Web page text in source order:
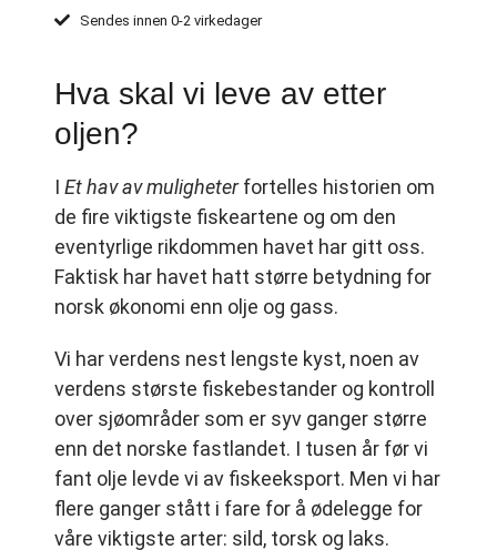
Sendes innen 0-2 virkedager
Hva skal vi leve av etter
oljen?
I Et hav av muligheterfortelles historien om
de fire viktigste fiskeartene og om den
eventyrlige rikdommen havet har gitt oss.
Faktisk har havet hatt større betydning for
norsk økonomi enn olje og gass.
Vi har verdens nest lengste kyst, noen av
verdens største fiskebestander og kontroll
over sjøområder som er syv ganger større
enn det norske fastlandet. I tusen år før vi
fant olje levde vi av fiskeeksport. Men vi har
flere ganger stått i fare for å ødelegge for
våre viktigste arter: sild, torsk og laks.